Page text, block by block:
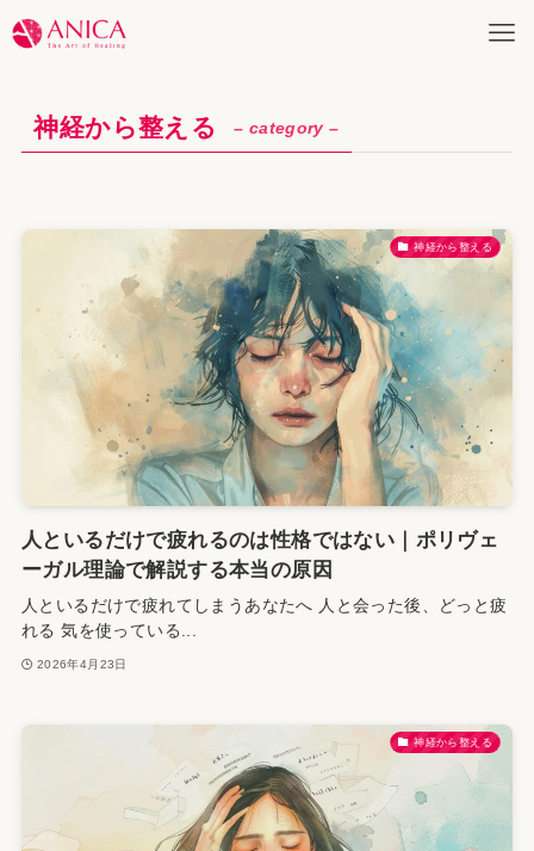
神経から整える – category –
神経から整える
人といるだけで疲れるのは性格ではない｜ポリヴェ
ーガル理論で解説する本当の原因
人といるだけで疲れてしまうあなたへ 人と会った後、どっと疲
れる 気を使っている...
2026年4月23日
神経から整える